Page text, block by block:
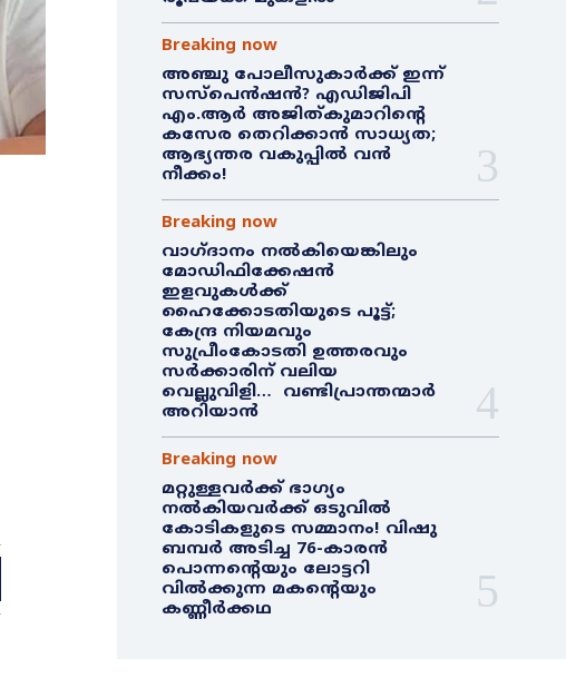
Breaking now
അഞ്ചു പോലീസുകാർക്ക് ഇന്ന്
സസ്‌പെൻഷൻ? എഡിജിപി
എം.ആർ അജിത്കുമാറിൻ്റെ
കസേര തെറിക്കാൻ സാധ്യത;
ആഭ്യന്തര വകുപ്പിൽ വൻ
നീക്കം!
Breaking now
വാഗ്ദാനം നൽകിയെങ്കിലും
മോഡിഫിക്കേഷൻ
ഇളവുകൾക്ക്
ഹൈക്കോടതിയുടെ പൂട്ട്;
കേന്ദ്ര നിയമവും
സുപ്രീംകോടതി ഉത്തരവും
സർക്കാരിന് വലിയ
വെല്ലുവിളി… വണ്ടിപ്രാന്തന്മാർ
അറിയാൻ
Breaking now
മറ്റുള്ളവർക്ക് ഭാഗ്യം
നൽകിയവർക്ക് ഒടുവിൽ
കോടികളുടെ സമ്മാനം! വിഷു
ബമ്പർ അടിച്ച 76-കാരൻ
പൊന്നന്റെയും ലോട്ടറി
വിൽക്കുന്ന മകന്റെയും
കണ്ണീർക്കഥ